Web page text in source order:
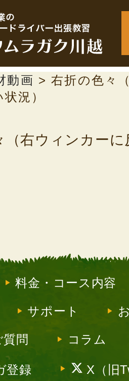
動画 >右折の色々
況）
（右ウィンカー
料金・コース内容
サポート
問 コラム
登録 X（旧